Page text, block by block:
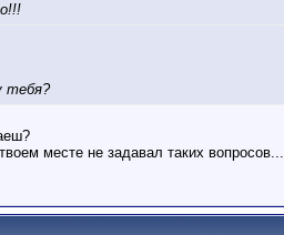
тебя?
месте не задавал таких вопросов...